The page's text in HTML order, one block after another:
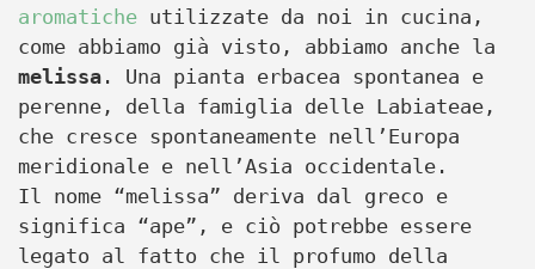
aromatiche utilizzate da noi in cucina,
come abbiamo già visto, abbiamo anche la
melissa . Una pianta erbacea spontanea e
perenne, della famiglia delle Labiateae,
che cresce spontaneamente nell’Europa
meridionale e nell’Asia occidentale.
Il nome “melissa” deriva dal greco e
significa “ape”, e ciò potrebbe essere
legato al fatto che il profumo della